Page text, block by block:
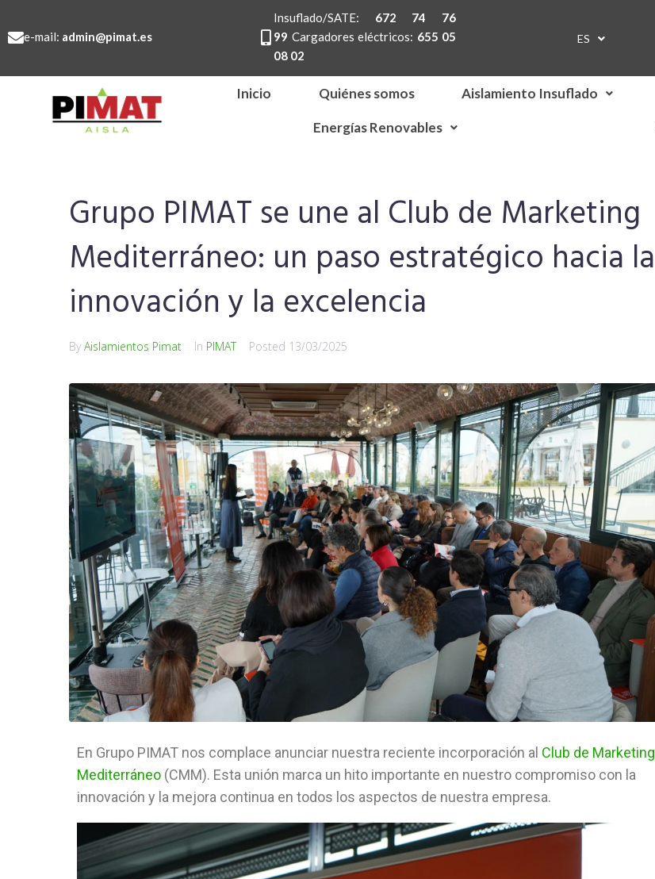
e-mail: admin@pimat.es
Insuflado/SATE: 672 74 76
99 Cargadores eléctricos: 655 05
08 02
ES
EN
Inicio Quiénes somos Aislamiento Insuflado
Energías Renovables
Grupo PIMAT se une al Club de Marketing
Mediterráneo: un paso estratégico hacia la
innovación y la excelencia
By Aislamientos Pimat In PIMAT Posted 13/03/2025
En Grupo PIMAT nos complace anunciar nuestra reciente incorporación al Club de Marketing
Mediterráneo (CMM). Esta unión marca un hito importante en nuestro compromiso con la
innovación y la mejora continua en todos los aspectos de nuestra empresa.